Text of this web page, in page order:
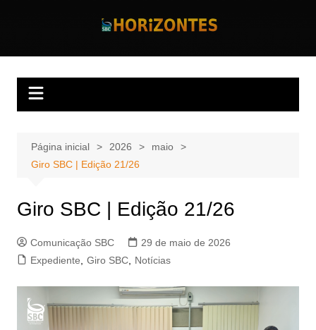
Horizontes
Página inicial 2026
maio
Giro SBC | Edição 21/26
Giro SBC | Edição 21/26
Comunicação SBC
29 de maio de 2026
Expediente
Giro SBC, Notícias